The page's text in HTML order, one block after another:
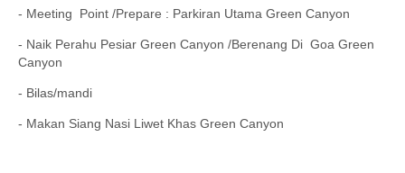
- Meeting Point /Prepare : Parkiran Utama Green Canyon
- Naik Perahu Pesiar Green Canyon /Berenang Di Goa Green
Canyon
- Bilas/mandi
- Makan Siang Nasi Liwet Khas Green Canyon